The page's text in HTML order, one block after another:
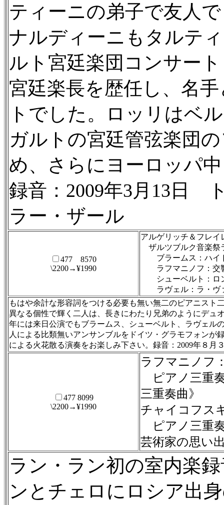
ティーニの弟子で友人
ナルディーニもタルテ
ルト宮廷楽団コンサー
宮廷楽長を歴任し、名
トでした。ロッリはベ
ガルトの宮廷管弦楽団
め、さらにヨーロッパ
録音：2009年3月13日
ラー・ザール
477 8570
\2200→¥1990
アルゲリッチ＆フレイ
ザルツブルク音楽祭
ブラームス：ハイ
ラフマニノフ：交
シューベルト：ロ
ラヴェル：ラ・ヴ
もはや余計な形容詞をつける必要も無い無二のピアニスト
異なる個性で輝く二人は、長きにわたり兄弟のようにデュ
年には来日公演でもブラームス、シューベルト、ラヴェル
人による比類無いアンサンブルをドイツ・グラモフォン
による火花散る演奏をお楽しみ下さい。録音：2009年
477 8099
\2200→¥1990
ラフマニノフ
ピアノ三重
三重奏曲》
チャイコフス
ピアノ三重
芸術家の思い
ラン・ラン初の室内楽
ンとチェロにロシア出